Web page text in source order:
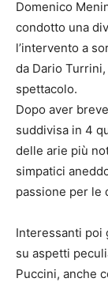
Domenico
condotto una
l’intervento a
da Dario
spettacolo.
Dopo aver
suddivisa in 4
delle arie più
simpatici
passione per le
Interessanti poi
su aspetti
Puccini, anche